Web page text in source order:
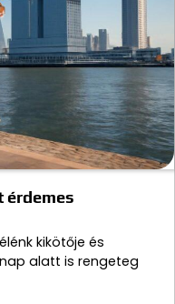
érdemes
kikötője és
alatt is rengeteg